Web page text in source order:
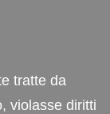
tratte da
violasse diritti